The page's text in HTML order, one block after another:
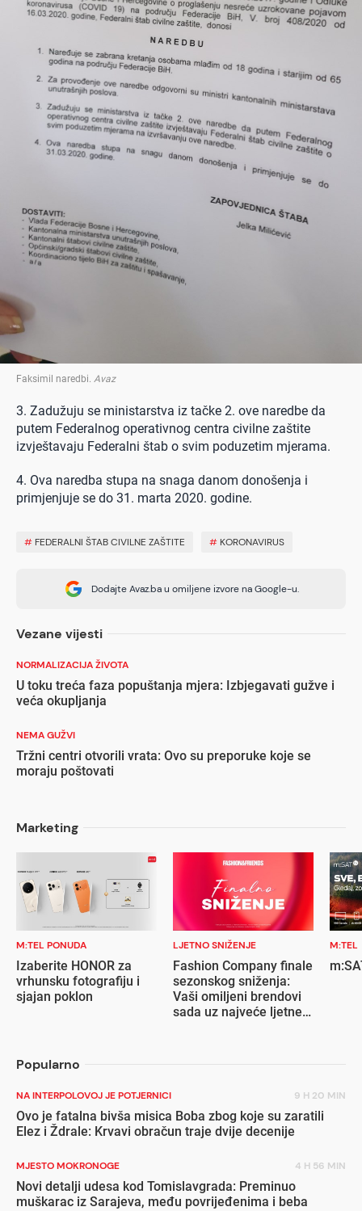
Faksimil naredbi. Avaz
3. Zadužuju se ministarstva iz tačke 2. ove naredbe da
putem Federalnog operativnog centra civilne zaštite
izvještavaju Federalni štab o svim poduzetim mjerama.
4. Ova naredba stupa na snaga danom donošenja i
primjenjuje se do 31. marta 2020. godine.
# FEDERALNI ŠTAB CIVILNE ZAŠTITE # KORONAVIRUS
Dodajte Avaz.ba u omiljene izvore na Google-u.
Vezane vijesti
NORMALIZACIJA ŽIVOTA
U toku treća faza popuštanja mjera: Izbjegavati gužve i
veća okupljanja
NEMA GUŽVI
Tržni centri otvorili vrata: Ovo su preporuke koje se
moraju poštovati
Marketing
M:TEL PONUDA
Izaberite HONOR za
vrhunsku fotografiju i
sjajan poklon
LJETNO SNIŽENJE
Fashion Company finale
sezonskog sniženja:
Vaši omiljeni brendovi
sada uz najveće ljetne
M:TEL
Popularno
NA INTERPOLOVOJ JE POTJERNICI 9 H 20 MIN
Ovo je fatalna bivša misica Boba zbog koje su zaratili
Elez i Ždrale: Krvavi obračun traje dvije decenije
MJESTO MOKRONOGE 4 H 56 MIN
Novi detalji udesa kod Tomislavgrada: Preminuo
muškarac iz Sarajeva, među povrijeđenima i beba